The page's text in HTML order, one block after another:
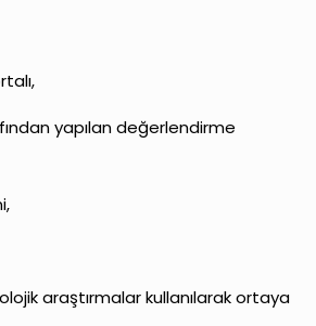
yapılan değerlendirme
araştırmalar kullanılarak ortaya